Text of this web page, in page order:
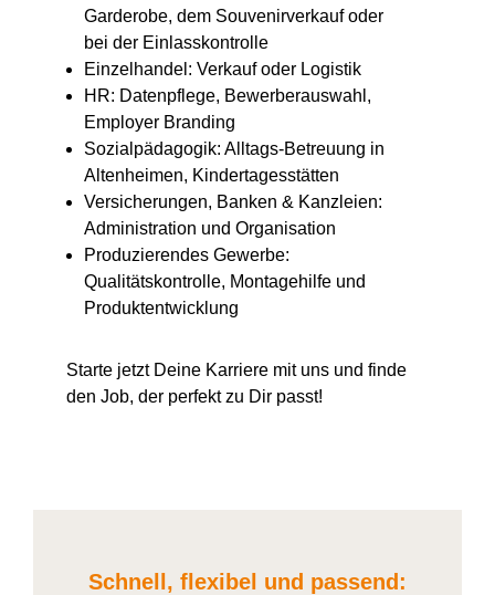
Garderobe, dem Souvenirverkauf oder
bei der Einlasskontrolle
Einzelhandel: Verkauf oder Logistik
HR: Datenpflege, Bewerberauswahl,
Employer Branding
Sozialpädagogik: Alltags-Betreuung in
Altenheimen, Kindertagesstätten
Versicherungen, Banken & Kanzleien:
Administration und Organisation
Produzierendes Gewerbe:
Qualitätskontrolle, Montagehilfe und
Produktentwicklung
Starte jetzt Deine Karriere mit uns und finde
den Job, der perfekt zu Dir passt!
Schnell, flexibel und passend: